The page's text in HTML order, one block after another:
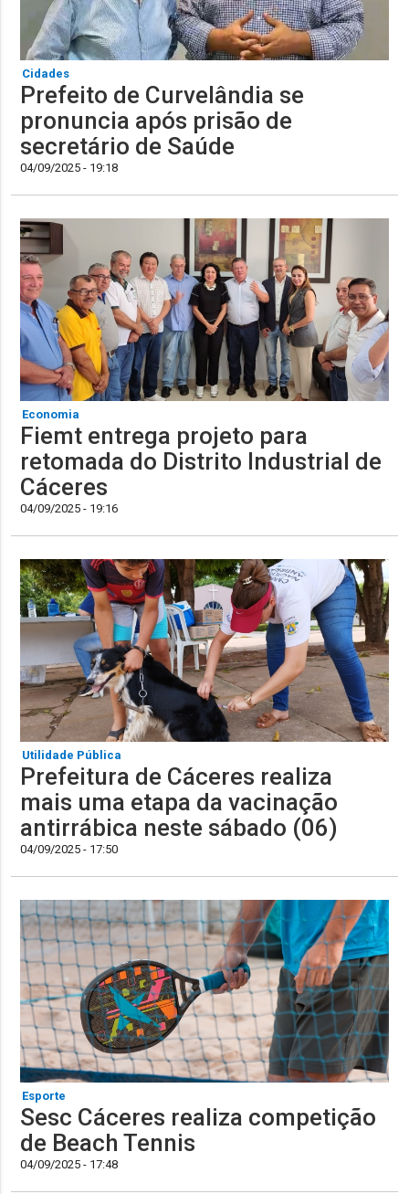
Cidades
Prefeito de Curvelândia se
pronuncia após prisão de
secretário de Saúde
04/09/2025 - 19:18
Economia
Fiemt entrega projeto para
retomada do Distrito Industrial de
Cáceres
04/09/2025 - 19:16
Utilidade Pública
Prefeitura de Cáceres realiza
mais uma etapa da vacinação
antirrábica neste sábado (06)
04/09/2025 - 17:50
Esporte
Sesc Cáceres realiza competição
de Beach Tennis
04/09/2025 - 17:48